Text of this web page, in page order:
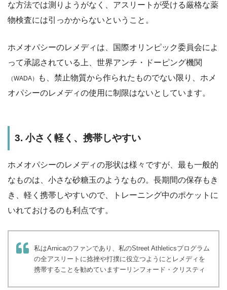
な方法では測りようがなく、アスリートが受ける厳格な薬
物検査には引っかからないということ。
ホメオパシーのレメディは、国際オリンピック委員会によ
って承認されている上、世界アンチ・ドーピング機関
（WADA）
も、禁止物質から作られたものでない限り、ホメ
オパシーのレメディの使用に制限はないとしています。
3. 小さく軽く、携帯しやすい
ホメオパシーのレメディの形状は様々ですが、最も一般的
なものは、小さな砂糖玉のようなもの。長期間の保存もき
き、軽く携帯しやすいので、トレーニング中のポケットに
いれておけるのも利点です。
私はArnicaのファンであり、私のStreet Athleticsプログラム
の全アスリートに捻挫や打撲に役立つようにとレメディを
携帯することを勧めていますーリンフォード・クリスティ